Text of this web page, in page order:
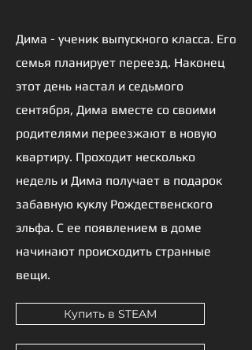
Дима - ученик выпускного класса. Его
семья планирует переезд. Наконец
этот день настал и седьмого
сентября, Дима вместе со своими
родителями переезжают в новую
квартиру. Проходит несколько
недель и Дима получает в подарок
забавную куклу Рождественского
эльфа. С ее появлением в доме
начинают происходить странные
вещи.
Купить в STEAM